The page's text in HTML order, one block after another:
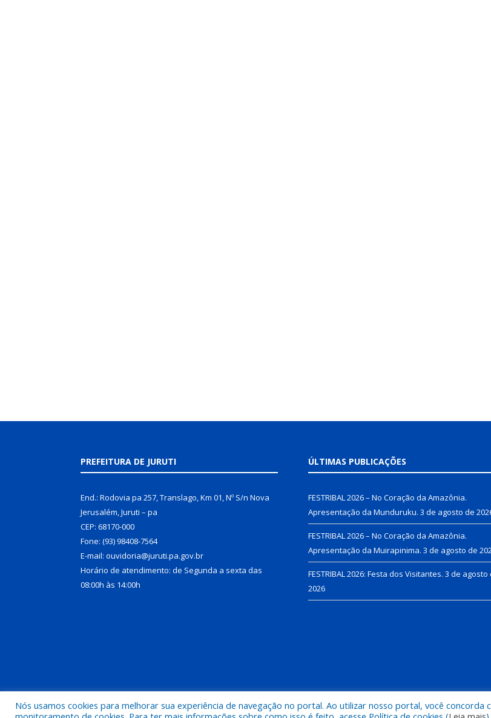
PREFEITURA DE JURUTI
End.: Rodovia pa 257, Translago, Km 01, Nº S/n Nova
Jerusalém, Juruti – pa
CEP: 68170-000
Fone: (93) 98408-7564
E-mail: ouvidoria@juruti.pa.gov.br
Horário de atendimento: de Segunda a sexta das
08:00h às 14:00h
ÚLTIMAS PUBLICAÇÕES
FESTRIBAL 2026 – No Coração da Amazônia.
Apresentação da Munduruku. 3 de agosto de
FESTRIBAL 2026 – No Coração da Amazônia.
Apresentação da Muirapinima. 3 de agosto de
FESTRIBAL 2026: Festa dos Visitantes. 3 de agosto
2026
Todos os direitos reservados a Prefeitura Municipal de Juruti.
Nós usamos cookies para melhorar sua experiência de navegação no portal. Ao utilizar nosso portal, você concorda